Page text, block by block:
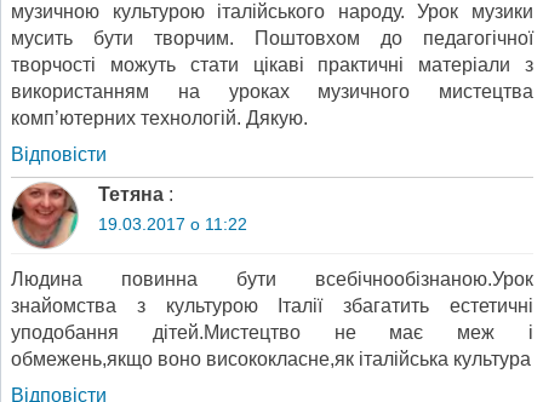
музичною культурою італійського народу. Урок музики
мусить бути творчим. Поштовхом до педагогічної
творчості можуть стати цікаві практичні матеріали з
використанням на уроках музичного мистецтва
комп’ютерних технологій. Дякую.
Відповіcти
Тетяна :
19.03.2017 о 11:22
Людина повинна бути всебічнообізнаною.Урок
знайомства з культурою Італії збагатить естетичні
уподобання дітей.Мистецтво не має меж і
обмежень,якщо воно висококласне,як італійська культура
Відповіcти